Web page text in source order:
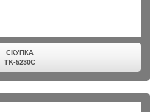
СКУПКА
TK-5230C